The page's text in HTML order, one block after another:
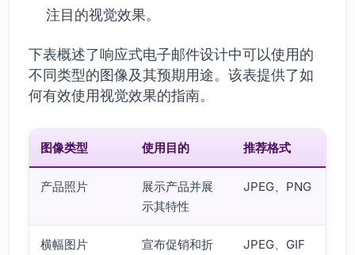
注目的视觉效果。
下表概述了响应式电子邮件设计中可以使用的
不同类型的图像及其预期用途。该表提供了如
何有效使用视觉效果的指南。
图像类型 使用目的 推荐格式
产品照片
展示产品并展
示其特性
JPEG、PNG
横幅图片
宣布促销和折
JPEG、GIF